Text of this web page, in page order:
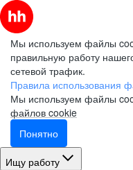
Мы используем файлы
правильную работу
сетевой трафик.
Правила использования
Мы используем файлы
файлов cookie
Понятно
Ищу работу